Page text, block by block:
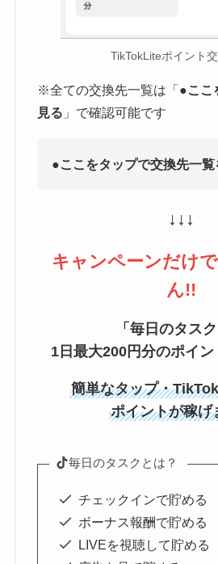
TikTokLiteポイント
※全ての交換先一覧は「●ここ
見る 」で確認可能です
●ここをタップで交換先一覧
↓↓↓
キャンペーンだけ
ん!!
「毎日のタス
1日最大200円分のポイ
簡単なタップ・
ポイントが稼げ
毎日のタスクとは？
チェックインで貯める
ボーナス報酬で貯める
LIVEを視聴して貯める